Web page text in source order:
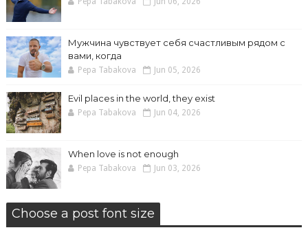
Мужчина чувствует себя счастливым рядом с
вами, когда
Pepa Tabakova Jun 05, 2026
Evil places in the world, they exist
Pepa Tabakova Jun 04, 2026
When love is not enough
Pepa Tabakova Jun 03, 2026
Choose a post font size